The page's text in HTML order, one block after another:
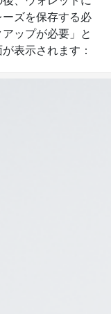
ズを保存する必
アップが必要」 と
表示されます：